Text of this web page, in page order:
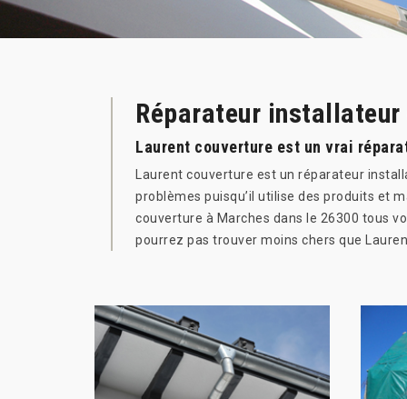
Réparateur
Laurent couverture est un vrai
Laurent couverture est un réparateur
problèmes puisqu’il utilise des produits et
couverture à Marches dans le 26300 tous
pourrez pas trouver moins chers que